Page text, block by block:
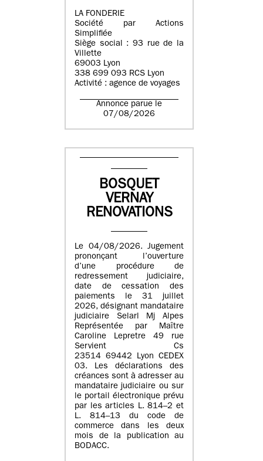
LA FONDERIE
Société par Actions
Simplifiée
Siège social : 93 rue de la
Villette
69003 Lyon
338 699 093 RCS Lyon
Activité : agence de voyages
Annonce parue le
07/08/2026
BOSQUET
VERNAY
RENOVATIONS
Le 04/08/2026. Jugement
prononçant l’ouverture
d’une procédure de
redressement judiciaire,
date de cessation des
paiements le 31 juillet
2026, désignant mandataire
judiciaire Selarl Mj Alpes
Représentée par Maître
Caroline Lepretre 49 rue
Servient Cs
23514 69442 Lyon CEDEX
03. Les déclarations des
créances sont à adresser au
mandataire judiciaire ou sur
le portail électronique prévu
par les articles L. 814–2 et
L. 814–13 du code de
commerce dans les deux
mois de la publication au
BODACC.